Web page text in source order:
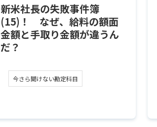
新米社長の失敗事件簿
(15)！ なぜ、給料の額面
金額と手取り金額が違うん
だ？
今さら聞けない勘定科目